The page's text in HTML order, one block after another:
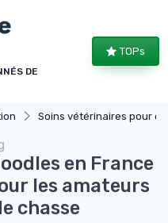
DE
TOPs
Soins vétérinaires pour chiens de chasse
en France
les amateurs
chasse